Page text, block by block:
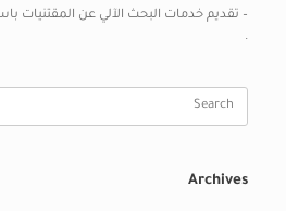
– تقديم خدمات البحث الآلي عن المقتنيات
.
Archives